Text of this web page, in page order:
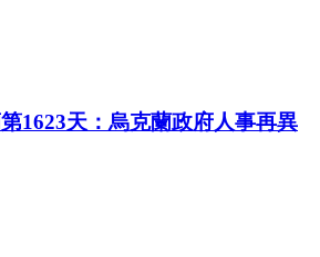
1623天：烏克蘭政府人事再異